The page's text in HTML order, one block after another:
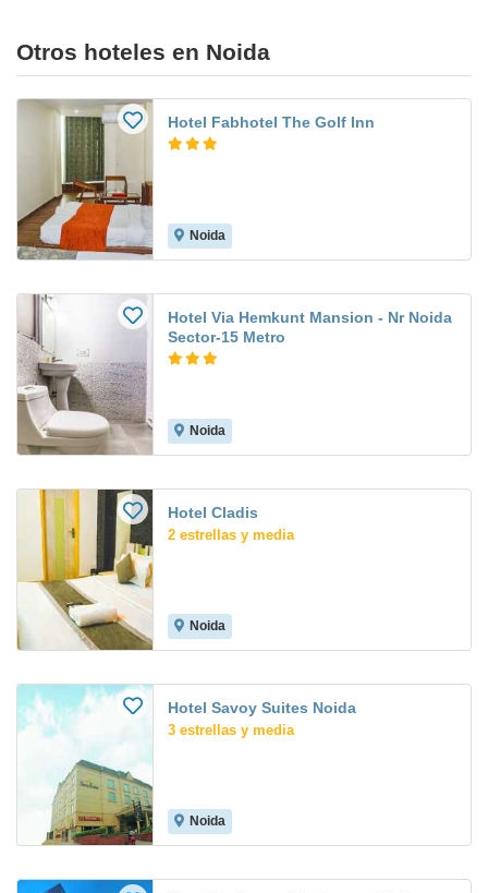
Otros hoteles en Noida
Hotel Fabhotel The Golf Inn
Noida
Hotel Via Hemkunt Mansion - Nr Noida
Sector-15 Metro
Noida
Hotel Cladis
2 estrellas y media
Noida
Hotel Savoy Suites Noida
3 estrellas y media
Noida